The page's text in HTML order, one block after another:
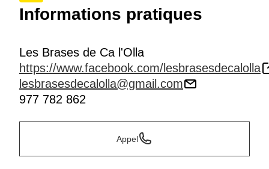
Informations pratiques
Les Brases de Ca l'Olla
https://www.facebook.com/lesbrasesdecalolla
lesbrasesdecalolla@gmail.com
977 782 862
Appel